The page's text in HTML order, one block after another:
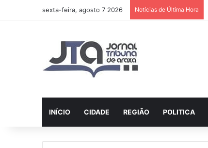
sexta-feira, agosto 7 2026 Notícias de Última Hora
INÍCIO CIDADE REGIÃO POLITICA